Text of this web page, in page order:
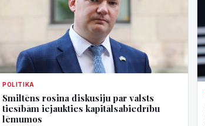
POLITIKA
Smiltēns rosina diskusiju par valsts
tiesībām iejaukties kapitālsabiedrību
lēmumos